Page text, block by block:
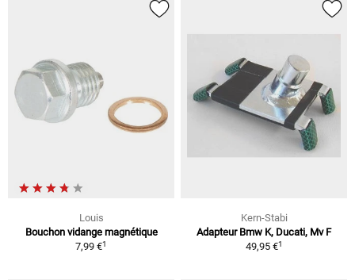
Louis
Bouchon vidange magnétique
7,99 €1
Kern-Stabi
Adapteur Bmw K, Ducati, Mv F
49,95 €1